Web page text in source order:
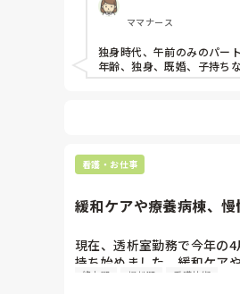
ママナース
独身時代、午前のみのパー
年齢、独身、既婚、子持ち
看護・お仕事
緩和ケアや療養病棟、
現在、透析室勤務で今年の
持ち始めました。緩和ケア
終末期 慢性期 看護技術